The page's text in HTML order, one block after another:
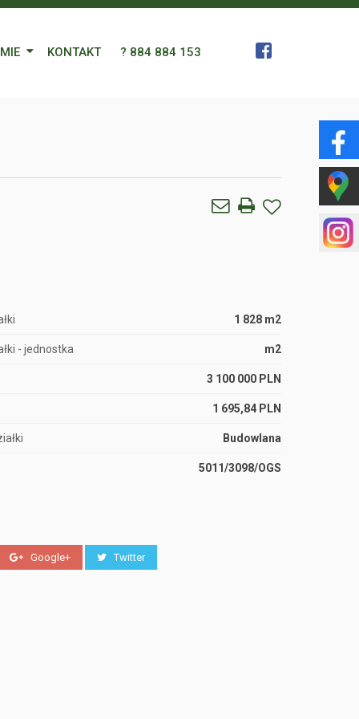
KONTAKT ? 884 884 153
1 828 m2
- jednostka m2
3 100 000 PLN
1 695,84 PLN
Budowlana
5011/3098/OGS
Google+ Twitter